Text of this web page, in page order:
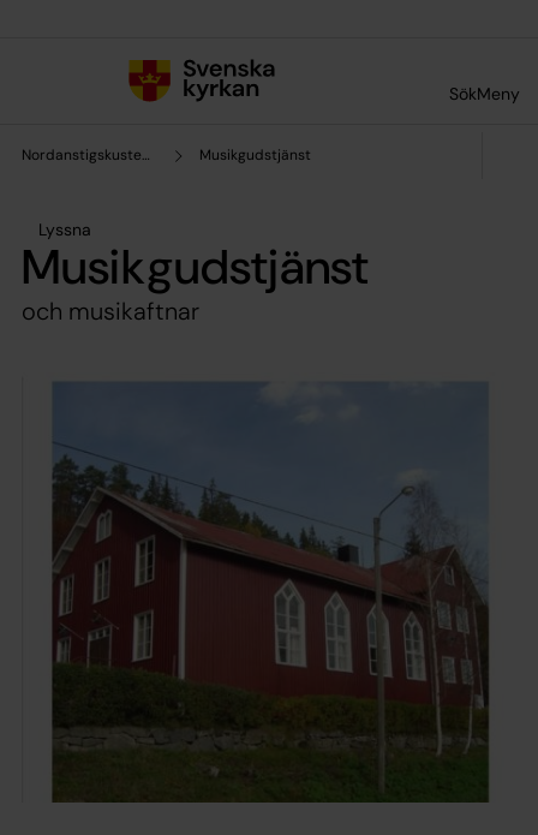
SökMeny
Nordanstigskustens församling Musikgudstjänst
Lyssna
Musikgudstjänst
och musikaftnar